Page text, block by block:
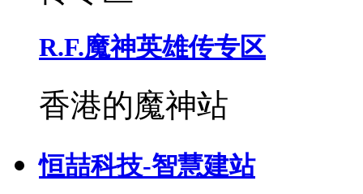
R.F.魔神英雄传专区
香港的魔神站
恒喆科技-智慧建站